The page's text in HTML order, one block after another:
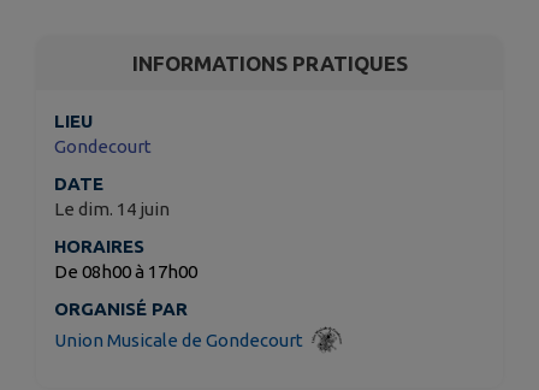
INFORMATIONS PRATIQUES
LIEU
Gondecourt
DATE
Le dim. 14 juin
HORAIRES
De 08h00 à 17h00
ORGANISÉ PAR
Union Musicale de Gondecourt